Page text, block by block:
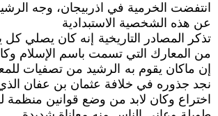
انتفضت الخرمية في اذربيجان، وجه
عن هذه الشخصية الاستبدادية
تذكر المصادر التاريخية إنه كان يصلي
من المعارك التي تسمت باسم الإسلام
إن ماكان يقوم به الرشيد من تصفيات
نجد جذوره في خلافة عثمان بن عفان الذي
اختراع وكان لابد من وضع قوانين منظمة